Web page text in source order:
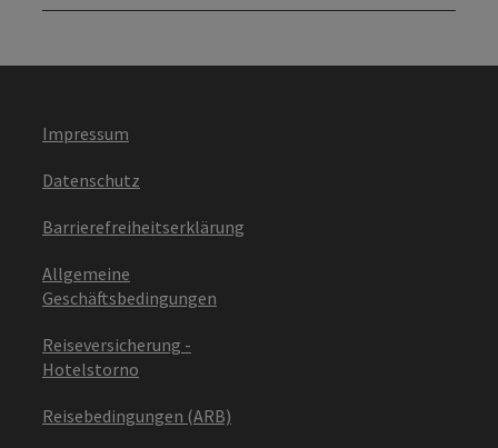
Impressum
Datenschutz
Barrierefreiheitserklärung
Allgemeine
Geschäftsbedingungen
Reiseversicherung -
Hotelstorno
Reisebedingungen (ARB)